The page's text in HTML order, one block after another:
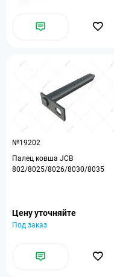
№19202
Палец ковша JCB
802/8025/8026/8030/8035
Цену уточняйте
Под заказ